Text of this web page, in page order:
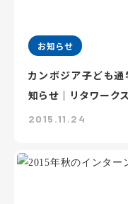
お知らせ
カンボジア子ども
知らせ｜リタワーク
2015.11.24